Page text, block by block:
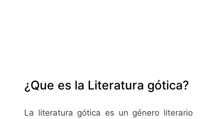
¿Que es la Literatura gótica?
La literatura gótica es un género literario